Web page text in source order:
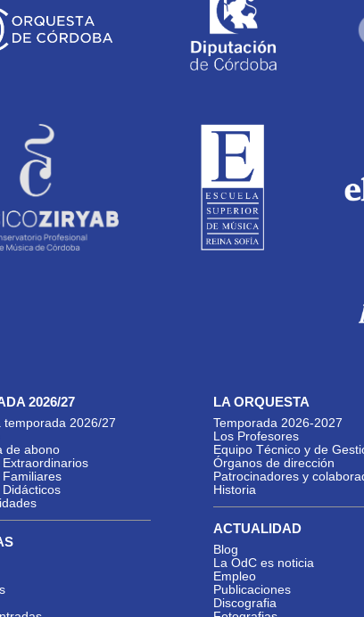
2026/27
temporada 2026/27
de abono
LA ORQUESTA
Temporada 2026-2027
Los Profesores
Equipo Técnico y de
Órganos de dirección
Patrocinadores y
Historia
ACTUALIDAD
Blog
La OdC es noticia
Empleo
Publicaciones
Discografia